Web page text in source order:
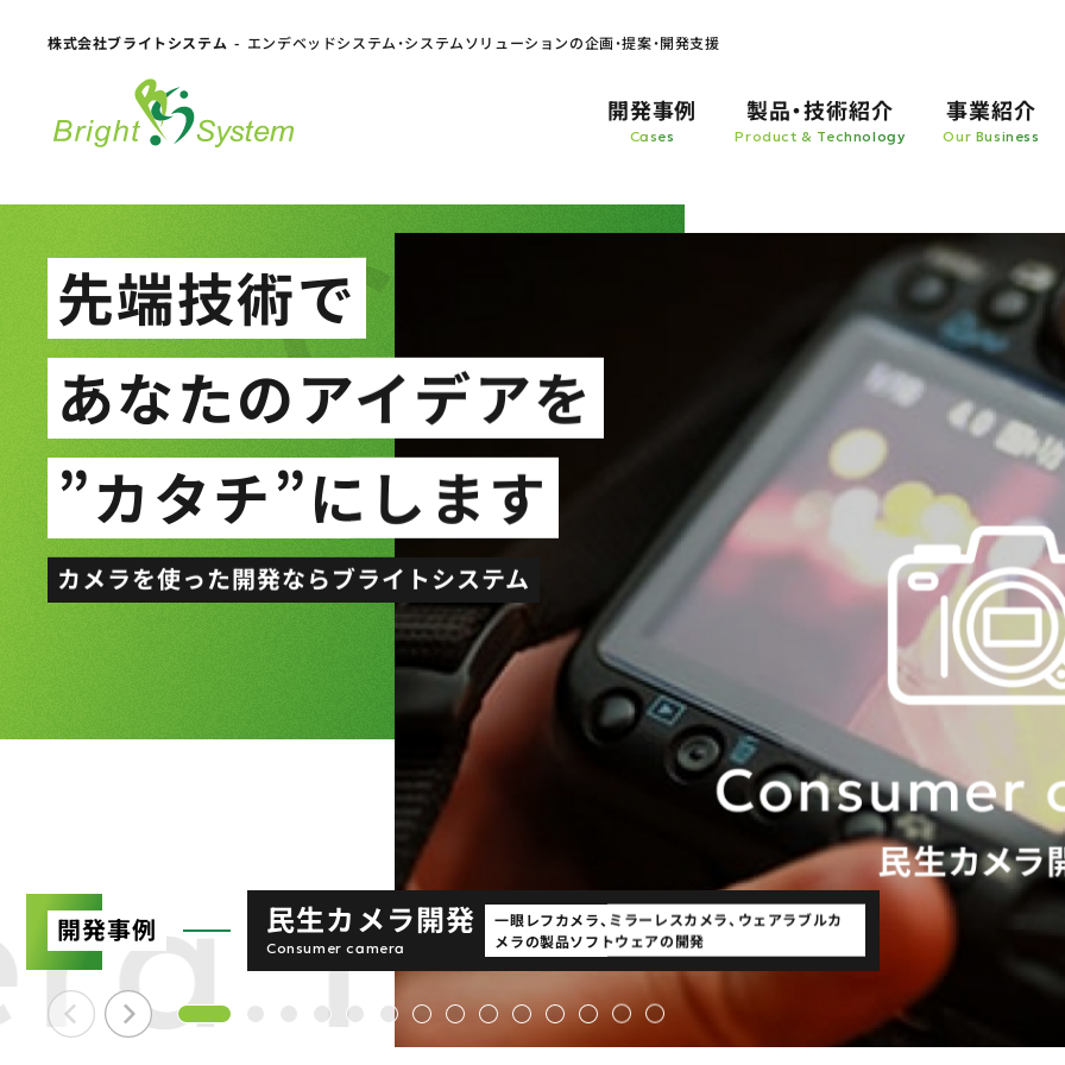
株式会社ブライトシステム エンデベッドシステム・システムソリューションの企画・提案・開発支援
開発事例
Cases
製品・技術紹介
Product & Technology
事業紹介
Our Business
先端技術で
あなたのアイデアを
”カタチ”にします
カメラを使った開発ならブライトシステム
開発事例 民生カメラ開発
Consumer camera
一眼レフカメラ、ミラーレスカメラ、ウェアラブルカ
メラの製品ソフトウェアの開発
開発事例 車載カメラ開発
Vehicle mounted camera
ドライブレコーダー、電子ミラーなどの製品ソフトウ
ェア開発
開発事例 ネットワークカメラ開発
Network camera
有線/無線通信、ストリーミングなど各種規格対応が必
要となるネットワーク/監視カメラの製品ソフトウェ
アの開発
開発事例 FA向けカメラ開発
FA camera
行うカメラの製品ソフトウェアの開発や、既存のカメ
ラを活用した検査用PCアプリの開発
カメラ開発技術 SLAM（自己位置推定と環境地図作成）
Simultaneous localization and mapping
工場 / 家庭 / 施設・オフィス / 産業・工事現場 / コン
ビニ・スーバー / ドローン / 洞窟・地下坑 など
カメラ開発技術 領域侵入検知
Area intrusion detection
仮想フェンス / 車両の危険察知 / 工事現場の危険察知
/ 立ち入り禁止エリア / セキュリティ設備 など
カメラ開発技術 スティッチング（画像合成）
Stitching
マルチアラウンドビュー / 電子ミラー / トンネル内・
電車車両・高層ビルなどの点検 など
カメラ開発技術 動作推定
Motion estimation
ジム・フィットネス / 病院・クリニック / スポーツ /
工場・製造 / 人物画像処理 / 手話翻訳 など
カメラ開発技術 自動調光
Automatic dimming
結婚式 / ファッションショー / フィッティングルーム
/ 料理・素材撮影 / 自撮り撮影 など
カメラ開発技術 キャラカメ（仮）
USB avatar camera
テレワーク / オンライン会議 など
カメラ開発技術 ビームプロファイラ
Beam Profiler
ラズパイとUSBカメラを用いた低コストビームプロフ
ァイラ
カメラ開発技術 ラズパイ無線カメラ
Raspberry Pi Wireless Camera
ラズパイとUSBカメラを用いた低コスト無線カメラシ
ステム
カメラ開発技術 360°カメラ会議システム
360° camera conference system
テレワーク / 1対多のオンライン会議 / パーティー /
講演会 など
カメラ開発技術 4Kカメラ開発キット
4K camera development kit
ドライブレコーダー / ウェアラブル・ドローンカメラ
/ 簡易監視カメラ / 監視カメラ / 全天球カメラ / ネッ
トワークビデオレコーダー など